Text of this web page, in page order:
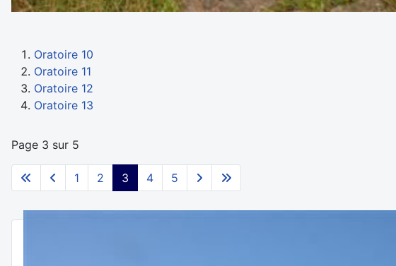
Oratoire 10
Oratoire 11
Oratoire 12
Oratoire 13
Page 3 sur 5
1 2 3 4 5